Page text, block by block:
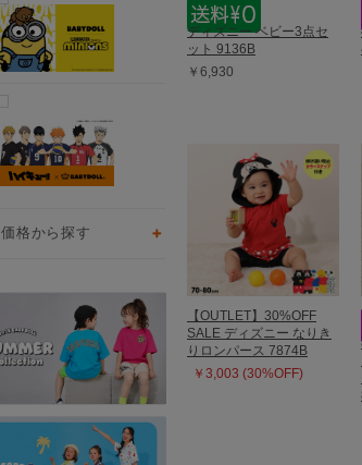
ディズニー ベビー3点セ
ット 9136B
￥6,930
【OUTLET】30%OFF
SALE ディズニー なりき
りロンパース 7874B
￥3,003 (30%OFF)
価格から探す